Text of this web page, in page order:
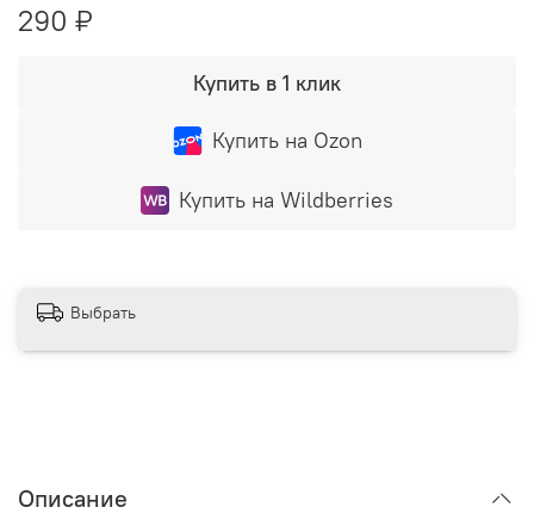
290 ₽
Купить в 1 клик
Купить на Ozon
Купить на Wildberries
Выбрать
Описание